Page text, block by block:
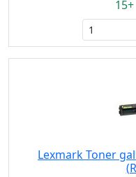
Lexmark Toner